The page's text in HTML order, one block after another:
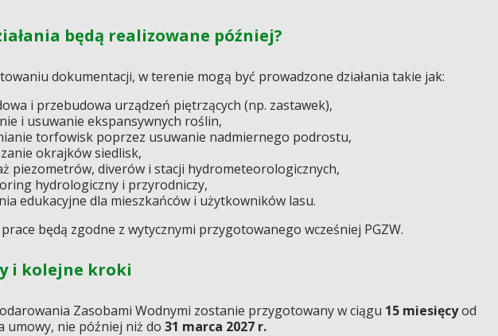
będą realizowane później?
dokumentacji, w terenie mogą być prowadzone działania takie jak:
i przebudowa urządzeń piętrzących (np. zastawek),
i usuwanie ekspansywnych roślin,
torfowisk poprzez usuwanie nadmiernego podrostu,
okrajków siedlisk,
piezometrów, diverów i stacji hydrometeorologicznych,
hydrologiczny i przyrodniczy,
edukacyjne dla mieszkańców i użytkowników lasu.
będą zgodne z wytycznymi przygotowanego wcześniej PGZW.
i kolejne kroki
Zasobami Wodnymi zostanie przygotowany w ciągu 15 miesięcyod
umowy, nie później niż do 31 marca 2027 r.